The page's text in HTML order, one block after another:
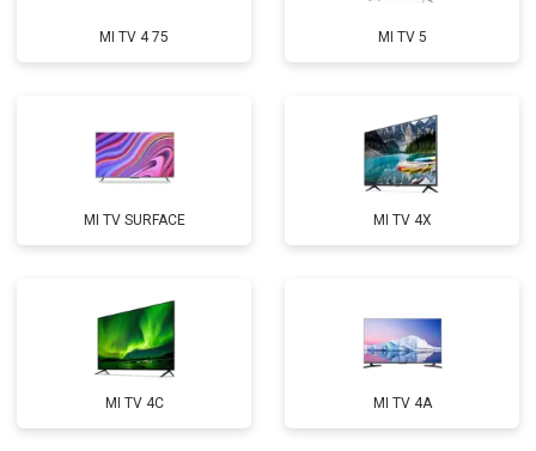
MI TV 4 75 MI TV 5
MI TV SURFACE MI TV 4X
MI TV 4C MI TV 4A